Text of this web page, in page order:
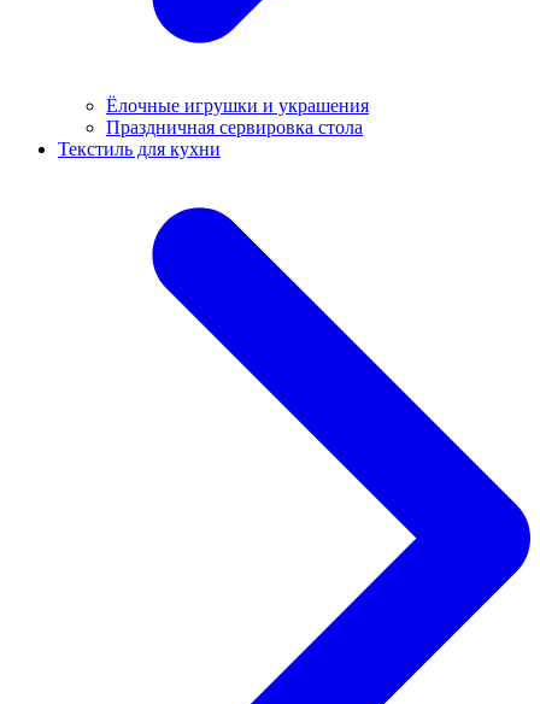
Ёлочные игрушки и украшения
Праздничная сервировка стола
Текстиль для кухни